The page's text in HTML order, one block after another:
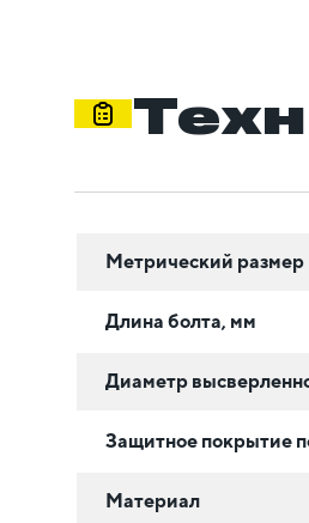
Метрический размер
Длина болта, мм
Диаметр
Защитное покрытие
Материал